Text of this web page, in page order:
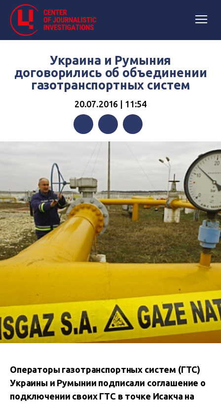
Украина и Румыния
договорились об объединении
газотранспортных систем
20.07.2016 | 11:54
FacebookTwitterTelegram
Операторы газотранспортных систем (ГТС)
Украины и Румынии подписали соглашение о
подключении своих ГТС в точке Исакча на